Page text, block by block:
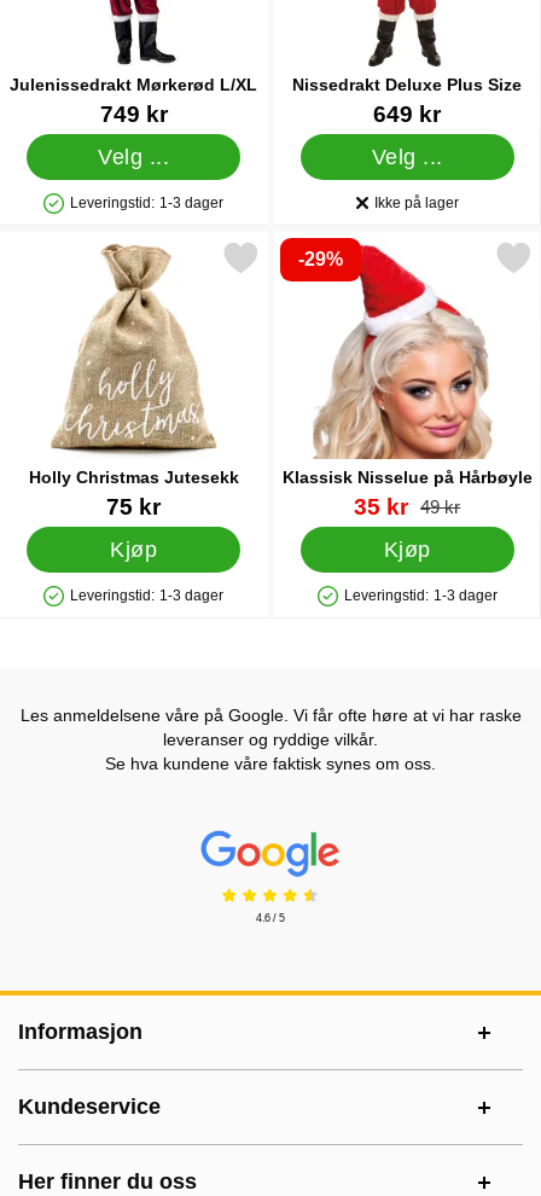
Julenissedrakt Mørkerød L/XL
Varenummer 89028
749 kr
Velg ...
Produkttilgjengelighet: På lager
Leveringstid: 1-3 dager
Nissedrakt Deluxe Plus Size
Varenummer 12182
649 kr
Velg ...
Produkttilgjengelighet:
Ikke på lager
Holly Christmas Jutesekk
Varenummer 20476
75 kr
Kjøp
Produkttilgjengelighet: På lager
Leveringstid: 1-3 dager
Merk holly Christmas Jutesekk som favoritt
-29%
Klassisk Nisselue på Hårbøyle
Varenummer 16386
ny pris
35 kr gammel pris
49 kr
Kjøp
Produkttilgjengelighet: På lager
Leveringstid: 1-3 dager
Merk klassisk Nisselue på
Les anmeldelsene våre på Google. Vi får ofte høre at vi har raske
leveranser og ryddige vilkår.
Se hva kundene våre faktisk synes om oss.
Prisjakt Vurdering: 4.6 Stjerne
4.6 / 5
Informasjon
Kundeservice
Her finner du oss